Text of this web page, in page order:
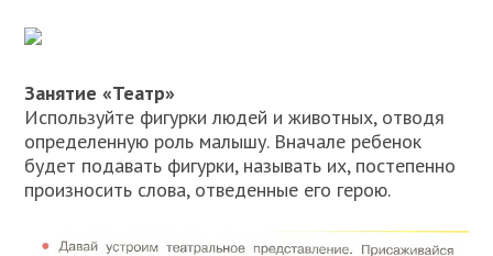
Занятие «Театр»
Используйте фигурки людей и животных, отводя
определенную роль малышу. Вначале ребенок
будет подавать фигурки, называть их, постепенно
произносить слова, отведенные его герою.